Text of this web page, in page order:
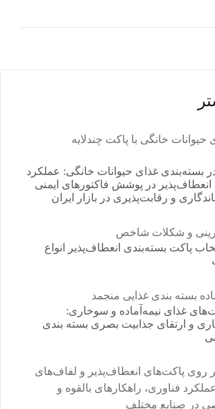
بسته‌بندی غذای حیوانات خانگی: عملکرد
انعطاف‌پذیر در پوشش فاکتورهای ایمنی
و رقابت‌پذیری در بازار ایران
پاکت بسته‌بندی انعطاف‌پذیر انواع
غذای نیمه‌آماده و سوخاری:
و ارتقای جذابیت بصری بسته بندی